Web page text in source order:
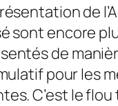
de
sont encore
de
pour les
C’est le flou